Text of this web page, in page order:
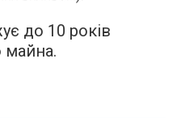
до 10 років
майна.